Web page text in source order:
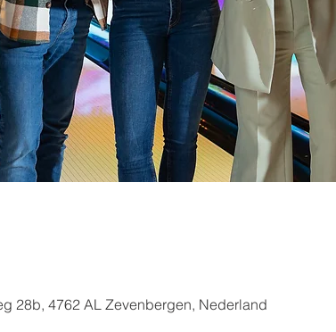
28b, 4762 AL Zevenbergen, Nederland